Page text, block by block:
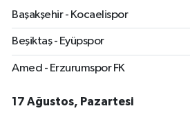
Başakşehir - Kocaelispor
Beşiktaş - Eyüpspor
Amed - Erzurumspor FK
17 Ağustos, Pazartesi